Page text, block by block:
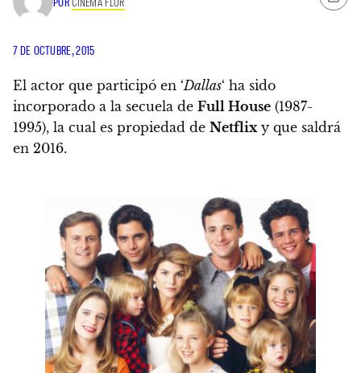
7 DE OCTUBRE, 2015
El actor que participó en ‘Dallas‘ ha sido
incorporado a la secuela de Full House (1987-
1995), la cual es propiedad de Netflix y que saldrá
en 2016.